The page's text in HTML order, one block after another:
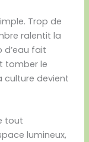
Trop de
ralentit la
d’eau fait
tomber le
culture devient
tout
lumineux,